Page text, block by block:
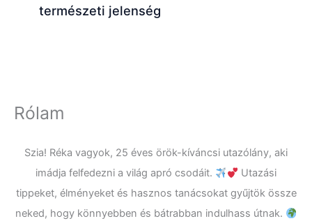
természeti jelenség
Rólam
Szia! Réka vagyok, 25 éves örök-kíváncsi utazólány, aki
imádja felfedezni a világ apró csodáit.
Utazási
tippeket, élményeket és hasznos tanácsokat gyűjtök össze
neked, hogy könnyebben és bátrabban indulhass útnak.